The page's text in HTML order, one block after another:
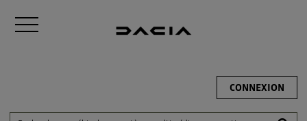
CONNEXION